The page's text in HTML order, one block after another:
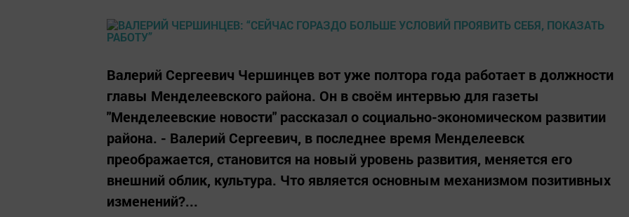
Валерий Сергеевич Чершинцев вот уже полтора года работает в должности
главы Менделеевского района. Он в своём интервью для газеты
"Менделеевские новости" рассказал о социально-экономическом развитии
района. - Валерий Сергеевич, в последнее время Менделеевск
преображается, становится на новый уровень развития, меняется его
внешний облик, культура. Что является основным механизмом позитивных
изменений?...